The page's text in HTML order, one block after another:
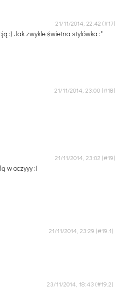
21/11/2014, 22:42
:) Jak zwykle świetna stylówka :*
21/11/2014, 23:00
21/11/2014, 23:02
w oczyyy :(
21/11/2014, 23:29
23/11/2014, 18:43